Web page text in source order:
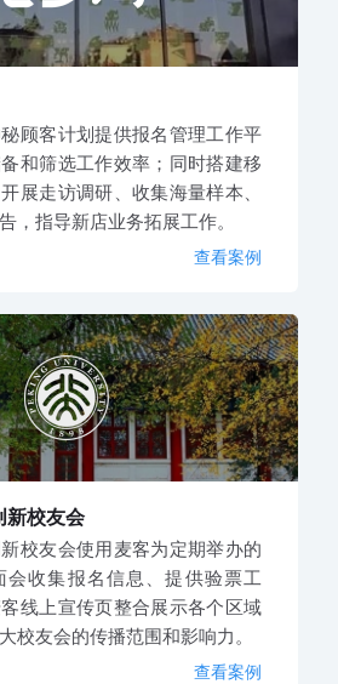
顾客计划提供报名管理工作平
和筛选工作效率；同时搭建移
展走访调研、收集海量样本、
，指导新店业务拓展工作。
查看案例
新校友会
校友会使用麦客为定期举办的
会收集报名信息、提供验票工
线上宣传页整合展示各个区域
校友会的传播范围和影响力。
查看案例